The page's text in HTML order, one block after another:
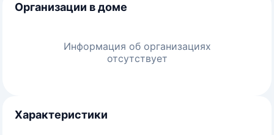
Организации в доме
Информация об организациях
отсутствует
Характеристики